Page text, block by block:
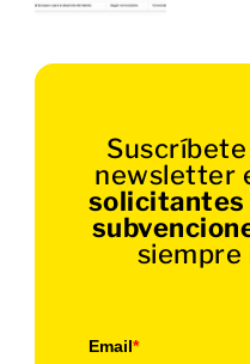
newsletter
solicitantes
siempre
Email*